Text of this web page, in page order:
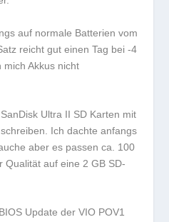
auf normale Batterien vom
reicht gut einen Tag bei -4
mich Akkus nicht
Ultra II SD Karten mit
Ich dachte anfangs
aber es passen ca. 100
Qualität auf eine 2 GB SD-
Update der VIO POV1